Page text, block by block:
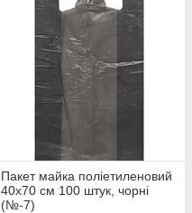
Пакет майка поліетиленовий
40х70 см 100 штук, чорні
(№-7)